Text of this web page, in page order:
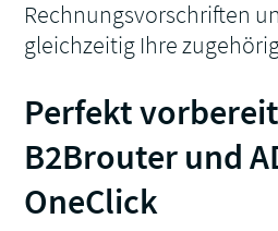
Rechnungsvorschriften
gleichzeitig Ihre
Perfekt
B2Brouter und
OneClick